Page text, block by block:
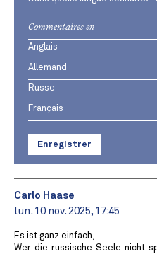
Commentaires en
Anglais
Allemand
Russe
Français
Enregistrer
Carlo Haase
lun. 10 nov. 2025, 17:45
Es ist ganz einfach,
Wer die russische Seele nicht